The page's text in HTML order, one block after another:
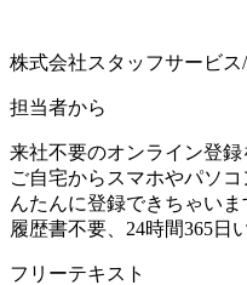
株式会社スタッフサービス/
担当者から
来社不要のオンライン登録
ご自宅からスマホやパソ
んたんに登録できちゃいま
履歴書不要、24時間365日
フリーテキスト